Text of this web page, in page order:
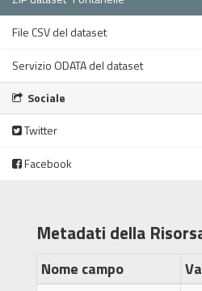
File CSV del dataset
Servizio ODATA del dataset
Sociale
Twitter
Facebook
Metadati della
Nome campo